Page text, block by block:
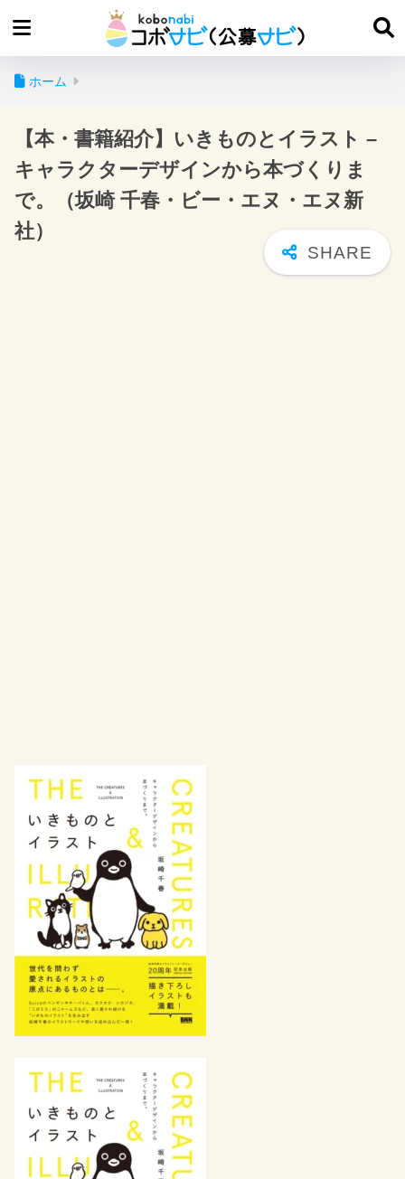
ホーム
【本・書籍紹介】いきものとイラスト –
キャラクターデザインから本づくりま
で。（坂崎 千春・ビー・エヌ・エヌ新
社）